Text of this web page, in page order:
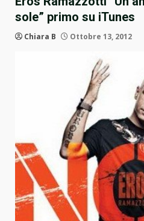
sole” primo su iTunes
Chiara B Ottobre 13, 2012